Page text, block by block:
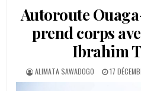
Autoroute
prend corps
Ibrahim
AUTHOR:
ALIMATA SAWADOGO
PUBLISHED
17